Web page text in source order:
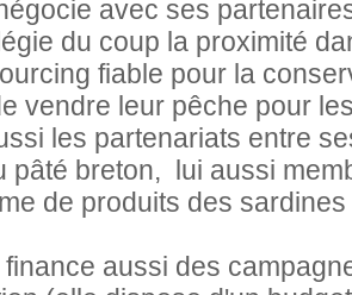
avec ses
du coup la proximité
fiable pour la
vendre leur pêche pour
les partenariats entre
pâté breton, lui aussi
de produits des
aussi des